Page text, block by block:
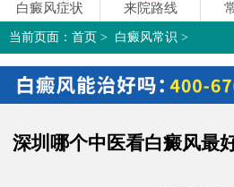
白癜风症状 来院路线
当前页面： 首页 > 白癜风常识 >
深圳哪个中医看白癜风最好：治疗白癜
深圳哪个中医看白癜风最